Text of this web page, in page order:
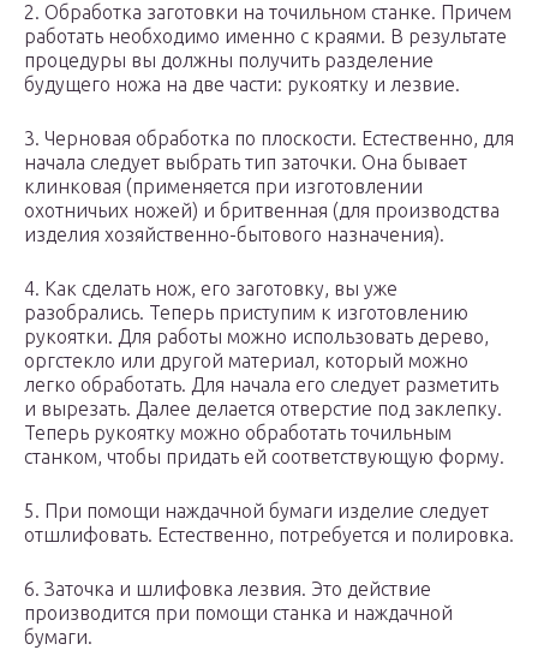
2. Обработка заготовки на точильном станке. Причем
работать необходимо именно с краями. В результате
процедуры вы должны получить разделение
будущего ножа на две части: рукоятку и лезвие.
3. Черновая обработка по плоскости. Естественно, для
начала следует выбрать тип заточки. Она бывает
клинковая (применяется при изготовлении
охотничьих ножей) и бритвенная (для производства
изделия хозяйственно-бытового назначения).
4. Как сделать нож, его заготовку, вы уже
разобрались. Теперь приступим к изготовлению
рукоятки. Для работы можно использовать дерево,
оргстекло или другой материал, который можно
легко обработать. Для начала его следует разметить
и вырезать. Далее делается отверстие под заклепку.
Теперь рукоятку можно обработать точильным
станком, чтобы придать ей соответствующую форму.
5. При помощи наждачной бумаги изделие следует
отшлифовать. Естественно, потребуется и полировка.
6. Заточка и шлифовка лезвия. Это действие
производится при помощи станка и наждачной
бумаги.